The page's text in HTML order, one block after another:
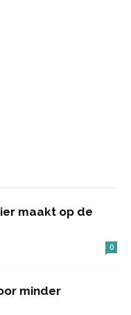
maakt op de
0
minder